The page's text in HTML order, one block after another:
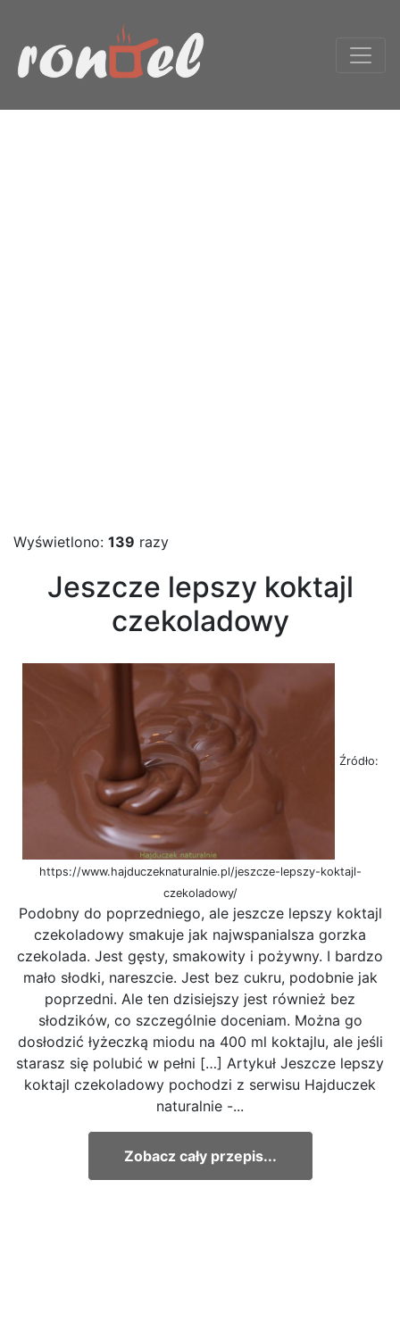
Wyświetlono: 139 razy
Jeszcze lepszy koktajl
czekoladowy
Źródło:
https://www.hajduczeknaturalnie.pl/jeszcze-lepszy-koktajl-
czekoladowy/
Podobny do poprzedniego, ale jeszcze lepszy koktajl
czekoladowy smakuje jak najwspanialsza gorzka
czekolada. Jest gęsty, smakowity i pożywny. I bardzo
mało słodki, nareszcie. Jest bez cukru, podobnie jak
poprzedni. Ale ten dzisiejszy jest również bez
słodzików, co szczególnie doceniam. Można go
dosłodzić łyżeczką miodu na 400 ml koktajlu, ale jeśli
starasz się polubić w pełni […] Artykuł Jeszcze lepszy
koktajl czekoladowy pochodzi z serwisu Hajduczek
naturalnie -...
Zobacz cały przepis...